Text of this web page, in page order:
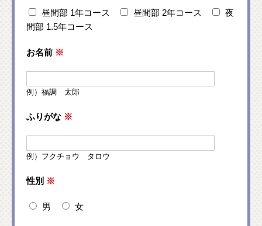
昼間部 1年コース
昼間部 2年コース
夜
間部 1.5年コース
お名前 ※
例）福調 太郎
ふりがな ※
例）フクチョウ タロウ
性別 ※
男 女